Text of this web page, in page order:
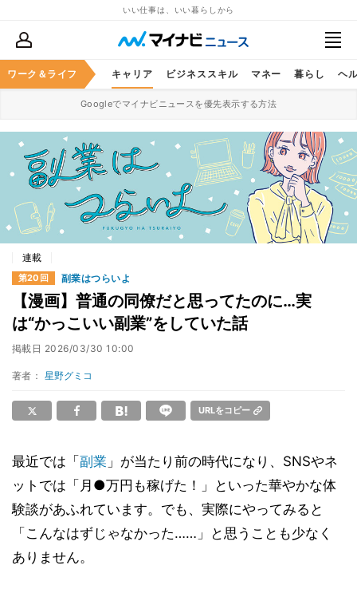
いい仕事は、いい暮らしから
ワーク＆ライフ キャリア ビジネススキル マネー 暮らし ヘ
Googleでマイナビニュースを優先表示する方法
連載
第20回 副業はつらいよ
【漫画】普通の同僚だと思ってたのに…実
は“かっこいい副業”をしていた話
掲載日 2026/03/30 10:00
著者： 星野グミコ
URLをコピー
最近では「 副業 」が当たり前の時代になり、SNSやネ
ットでは「月●万円も稼げた！」といった華やかな体
験談があふれています。でも、実際にやってみると
「こんなはずじゃなかった……」と思うことも少なく
ありません。